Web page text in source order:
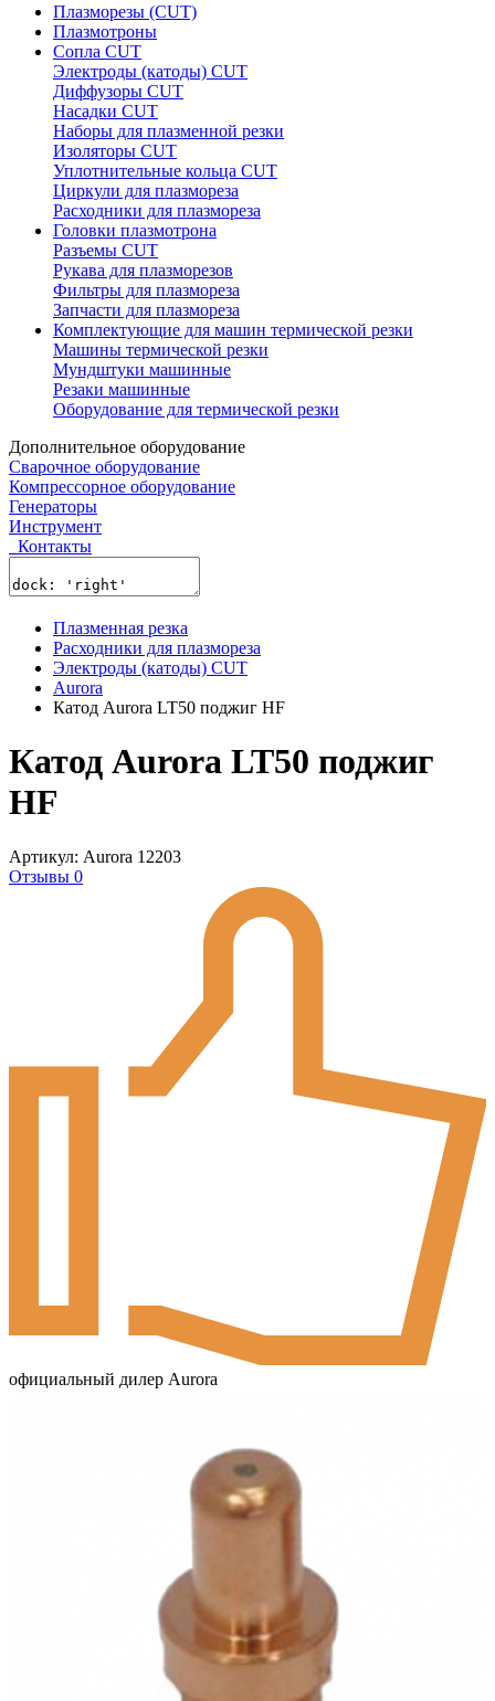
Плазморезы (CUT)
Плазмотроны
Сопла CUT
Электроды (катоды) CUT
Диффузоры CUT
Насадки CUT
Наборы для плазменной резки
Изоляторы CUT
Уплотнительные кольца CUT
Циркули для плазмореза
Расходники для плазмореза
Головки плазмотрона
Разъемы CUT
Рукава для плазморезов
Фильтры для плазмореза
Запчасти для плазмореза
Комплектующие для машин термической резки
Машины термической резки
Мундштуки машинные
Резаки машинные
Оборудование для термической резки
Дополнительное оборудование
Сварочное оборудование
Компрессорное оборудование
Генераторы
Инструмент
Контакты
Плазменная резка
Расходники для плазмореза
Электроды (катоды) CUT
Aurora
Катод Aurora LT50 поджиг HF
Катод Aurora LT50 поджиг
HF
Артикул: Aurora 12203
Отзывы 0
официальный дилер Aurora